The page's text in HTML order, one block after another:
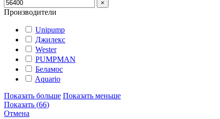
×
Производители
Unipump
Джилекс
Wester
PUMPMAN
Беламос
Aquario
Показать больше Показать меньше
Показать (66)
Отмена